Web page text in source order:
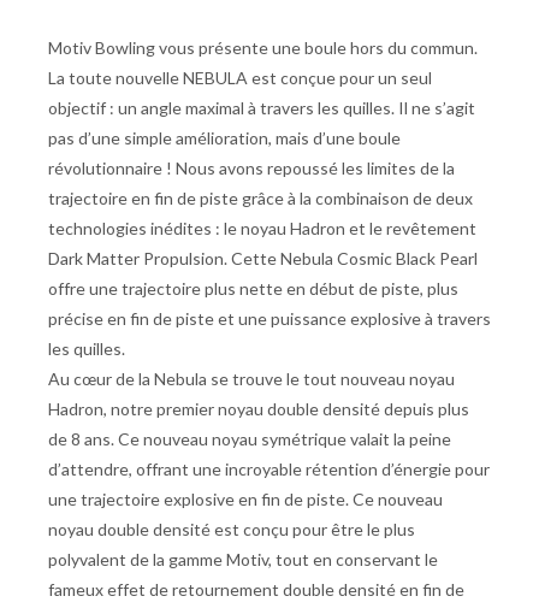
Motiv Bowling vous présente une boule hors du commun.
La toute nouvelle NEBULA est conçue pour un seul
objectif : un angle maximal à travers les quilles. Il ne s’agit
pas d’une simple amélioration, mais d’une boule
révolutionnaire ! Nous avons repoussé les limites de la
trajectoire en fin de piste grâce à la combinaison de deux
technologies inédites : le noyau Hadron et le revêtement
Dark Matter Propulsion. Cette Nebula Cosmic Black Pearl
offre une trajectoire plus nette en début de piste, plus
précise en fin de piste et une puissance explosive à travers
les quilles.
Au cœur de la Nebula se trouve le tout nouveau noyau
Hadron, notre premier noyau double densité depuis plus
de 8 ans. Ce nouveau noyau symétrique valait la peine
d’attendre, offrant une incroyable rétention d’énergie pour
une trajectoire explosive en fin de piste. Ce nouveau
noyau double densité est conçu pour être le plus
polyvalent de la gamme Motiv, tout en conservant le
fameux effet de retournement double densité en fin de